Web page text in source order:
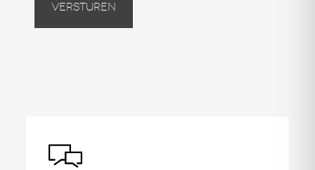
Versturen